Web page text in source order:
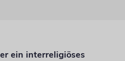
ein interreligiöses